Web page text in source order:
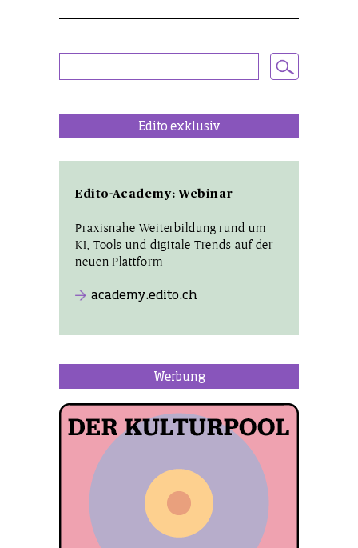
Edito exklusiv
Edito-Academy: Webinar
Praxisnahe Weiterbildung rund um
KI, Tools und digitale Trends auf der
neuen Plattform
academy.edito.ch
Werbung